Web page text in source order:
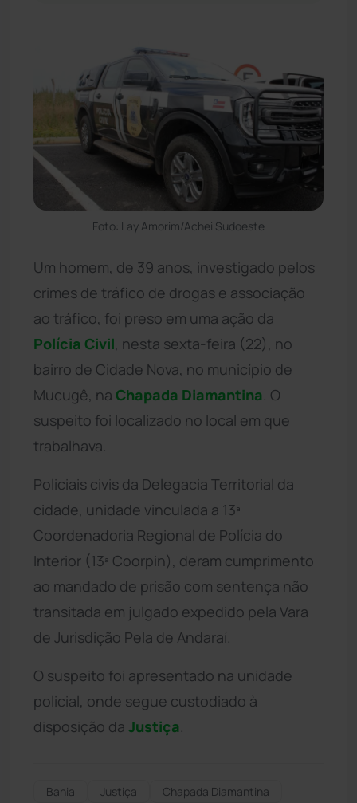
Foto: Lay Amorim/Achei Sudoeste
Um homem, de 39 anos, investigado pelos
crimes de tráfico de drogas e associação
ao tráfico, foi preso em uma ação da
Polícia Civil, nesta sexta-feira (22), no
bairro de Cidade Nova, no município de
Mucugê, na Chapada Diamantina . O
suspeito foi localizado no local em que
trabalhava.
Policiais civis da Delegacia Territorial da
cidade, unidade vinculada a 13ª
Coordenadoria Regional de Polícia do
Interior (13ª Coorpin), deram cumprimento
ao mandado de prisão com sentença não
transitada em julgado expedido pela Vara
de Jurisdição Pela de Andaraí.
O suspeito foi apresentado na unidade
policial, onde segue custodiado à
disposição da Justiça
Bahia Justiça
Chapada Diamantina